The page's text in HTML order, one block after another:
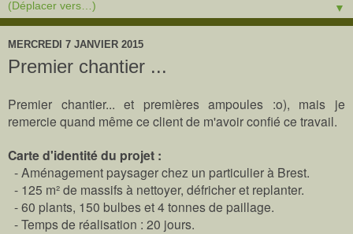
▼
MERCREDI 7 JANVIER 2015
Premier chantier ...
Premier chantier... et premières ampoules :o), mais je
remercie quand même ce client de m'avoir confié ce travail.
Carte d'identité du projet :
- Aménagement paysager chez un particulier à Brest.
- 125 m² de massifs à nettoyer, défricher et replanter.
- 60 plants, 150 bulbes et 4 tonnes de paillage.
- Temps de réalisation : 20 jours.